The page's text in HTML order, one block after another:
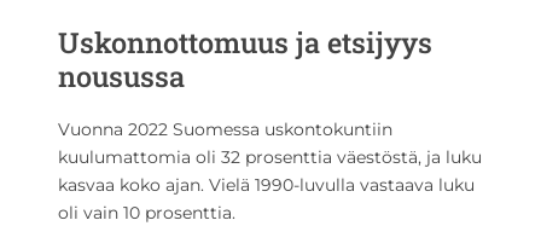
Uskonnottomuus ja etsijyys
nousussa
Vuonna 2022 Suomessa uskontokuntiin
kuulumattomia oli 32 prosenttia väestöstä, ja luku
kasvaa koko ajan. Vielä 1990-luvulla vastaava luku
oli vain 10 prosenttia.